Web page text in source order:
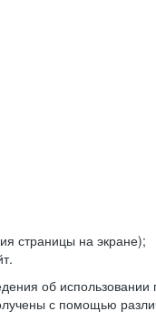
страницы на экране);
об
с помощью